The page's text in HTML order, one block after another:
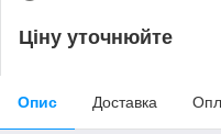
Ціну уточнюйте
Опис Доставка